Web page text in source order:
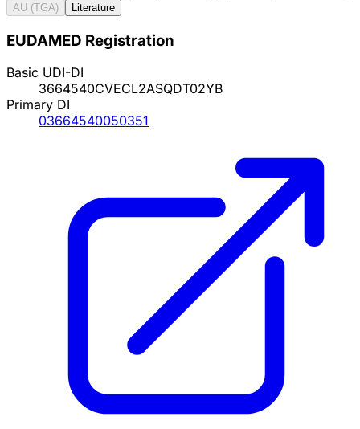
AU (TGA)
Literature
EUDAMED Registration
Basic UDI-DI
3664540CVECL2ASQDT02YB
Primary DI
03664540050351